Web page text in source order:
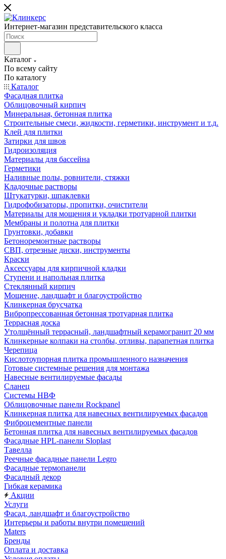
Интернет-магазин представительского класса
Каталог
По всему сайту
По каталогу
Каталог
Фасадная плитка
Облицовочный кирпич
Минеральная, бетонная плитка
Строительные смеси, жидкости, герметики, инструмент и т.д.
Клей для плитки
Затирки для швов
Гидроизоляция
Материалы для бассейна
Герметики
Наливные полы, ровнители, стяжки
Кладочные растворы
Штукатурки, шпаклевки
Гидрофобизаторы, пропитки, очистители
Материалы для мощения и укладки тротуарной плитки
Мембраны и полотна для плитки
Грунтовки, добавки
Бетоноремонтные растворы
СВП, отрезные диски, инструменты
Краски
Аксессуары для кирпичной кладки
Ступени и напольная плитка
Cтеклянный кирпич
Мощение, ландшафт и благоустройство
Клинкерная брусчатка
Вибропрессованная бетонная тротуарная плитка
Террасная доска
Утолщённый террасный, ландшафтный керамогранит 20 мм
Клинкерные колпаки на столбы, отливы, парапетная плитка
Черепица
Кислотоупорная плитка промышленного назначения
Готовые системные решения для монтажа
Навесные вентилируемые фасады
Сланец
Системы НВФ
Облицовочные панели Rockpanel
Клинкерная плитка для навесных вентилируемых фасадов
Фиброцементные панели
Бетонная плитка для навесных вентилируемых фасадов
Фасадные HPL-панели Sloplast
Тавелла
Реечные фасадные панели Legro
Фасадные термопанели
Фасадный декор
Гибкая керамика
Акции
Услуги
Фасад, ландшафт и благоустройство
Интерьеры и работы внутри помещений
Maters
Бренды
Оплата и доставка